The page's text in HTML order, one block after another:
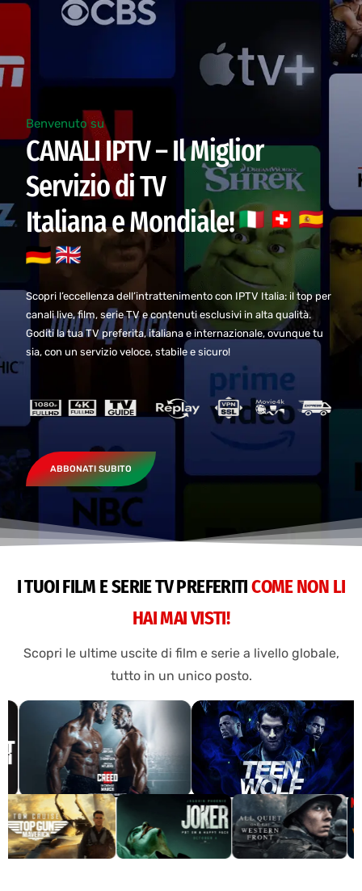
Benvenuto su
CANALI IPTV – Il Miglior
Servizio di TV
Italiana e Mondiale!
Scopri l’eccellenza dell’intrattenimento con IPTV Italia: il top per
canali live, film, serie TV e contenuti esclusivi in alta qualità.
Goditi la tua TV preferita, italiana e internazionale, ovunque tu
sia, con un servizio veloce, stabile e sicuro!
ABBONATI SUBITO
I TUOI FILM E SERIE TV PREFERITICOME NON LI
HAI MAI VISTI!
Scopri le ultime uscite di film e serie a livello globale,
tutto in un unico posto.